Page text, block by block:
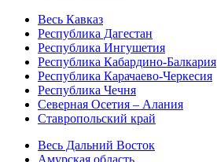
Весь Кавказ
Республика Дагестан
Республика Ингушетия
Республика Кабардино-Балкария
Республика Карачаево-Черкесия
Республика Чечня
Северная Осетия – Алания
Ставропольский край
Весь Дальний Восток
Амурская область